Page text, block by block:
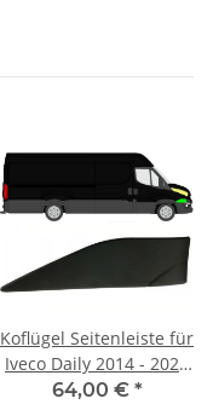
Koflügel Seitenleiste für
Iveco Daily 2014 - 2021
vorne rechts
64,00 € *